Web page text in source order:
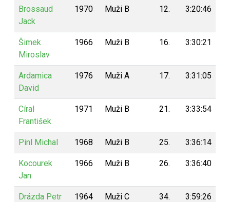
Brossaud
Jack
1970 Muži B 12. 3:20:46
Šimek
Miroslav
1966 Muži B 16. 3:30:21
Ardamica
David
1976 Muži A 17. 3:31:05
Círal
František
1971 Muži B 21. 3:33:54
Pinl Michal 1968 Muži B 25. 3:36:14
Kocourek
Jan
1966 Muži B 26. 3:36:40
Drázda Petr 1964 Muži C 34. 3:59:26